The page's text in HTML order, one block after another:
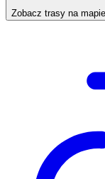
Zobacz trasy na mapie